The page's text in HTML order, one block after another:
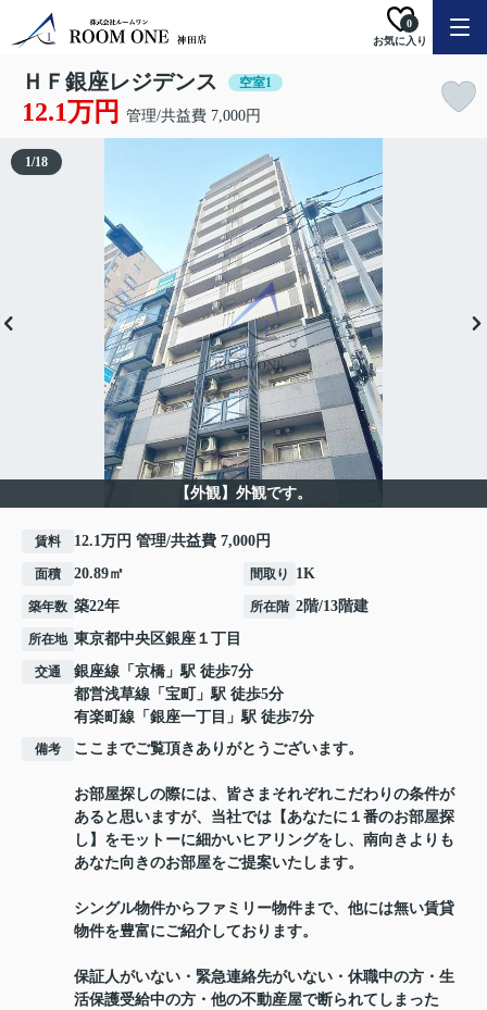
お気に入り
0
ＨＦ銀座レジデンス 空室1
12.1万円 管理/共益費 7,000円
【外観】外観です。
1/18
賃料 12.1万円 管理/共益費 7,000円
面積 20.89㎡ 間取り 1K
築年数 築22年 所在階 2階/13階建
所在地 東京都中央区銀座 １丁目
交通 銀座線 「 京橋 」駅 徒歩7分
都営浅草線 「 宝町
」駅 徒歩5分
有楽町線 「 銀座一丁目 」駅 徒歩7分
備考 ここまでご覧頂きありがとうございます。
お部屋探しの際には、皆さまそれぞれこだわりの条件が
あると思いますが、当社では【あなたに１番のお部屋探
し】をモットーに細かいヒアリングをし、南向きよりも
あなた向きのお部屋をご提案いたします。
シングル物件からファミリー物件まで、他には無い賃貸
物件を豊富にご紹介しております。
保証人がいない・緊急連絡先がいない・休職中の方・生
活保護受給中の方・他の不動産屋で断られてしまった